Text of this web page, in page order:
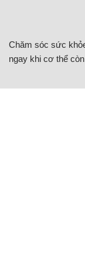
Chăm sóc sức
ngay khi cơ thể